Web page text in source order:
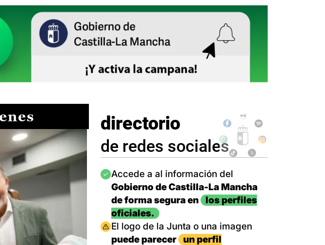
directorio
de redes sociales
Imagen
Accede a al información del
Gobierno de Castilla-La Mancha
de forma segura en
los perfiles
oficiales.
Imagen
El logo de la Junta o una imagen
puede parecer
un perfil